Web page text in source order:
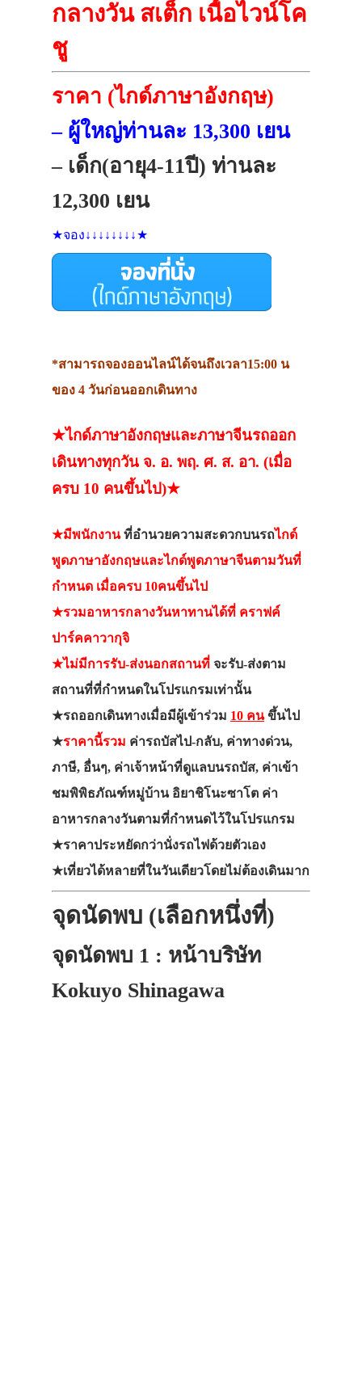
กลางวัน สเต็ก เนื้อไวน์โค
ชู
ราคา (ไกด์ภาษาอังกฤษ)
– ผู้ใหญ่ท่านละ 13,300 เยน
– เด็ก(อายุ4-11ปี) ท่านละ
12,300 เยน
★จอง↓↓↓↓↓↓↓↓★
*สามารถจองออนไลน์ได้จนถึงเวลา15:00 น
ของ 4 วันก่อนออกเดินทาง
★ไกด์ภาษาอังกฤษและภาษาจีนรถออก
เดินทางทุกวัน จ. อ. พฤ. ศ. ส. อา. (เมื่อ
ครบ 10 คนขึ้นไป)★
★มีพนักงานที่อำนวยความสะดวกบนรถไกด์
พูดภาษาอังกฤษและไกด์พูดภาษาจีนตามวันที่
กำหนด เมื่อครบ 10คนขึ้นไป
★รวมอาหารกลางวันหาทานได้ที่ คราฟค์
ปาร์คคาวากุจิ
★ไม่มีการรับ-ส่งนอกสถานที่ จะรับ-ส่งตาม
สถานที่ที่กำหนดในโปรแกรมเท่านั้น
★รถออกเดินทางเมื่อมีผู้เข้าร่วม 10 คนขึ้นไป
★ราคานี้รวม ค่ารถบัสไป-กลับ, ค่าทางด่วน,
ภาษี, อื่นๆ, ค่าเจ้าหน้าที่ดูแลบนรถบัส, ค่าเข้า
ชมพิพิธภัณฑ์หมู่บ้าน อิยาชิโนะซาโต ค่า
อาหารกลางวันตามที่กำหนดไว้ในโปรแกรม
★ราคาประหยัดกว่านั่งรถไฟด้วยตัวเอง
★เที่ยวได้หลายที่ในวันเดียวโดยไม่ต้องเดินมาก
จุดนัดพบ (เลือกหนึ่งที่)
จุดนัดพบ 1 : หน้าบริษัท
Kokuyo Shinagawa